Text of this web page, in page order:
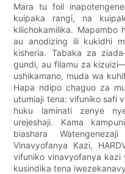
Mara tu foil
kuipaka rangi, na
kilichokamilika. Mapambo
au anodizing ili kukidhi
kisheria. Tabaka za
gundi, au filamu za
ushikamano, muda wa
Hapa ndipo chaguo za
utumiaji tena: vifuniko safi
huku laminati zenye
urejeshaji. Kama
biashara
Vinavyofanya Kazi,
vifuniko vinavyofanya kazi
kusindika tena